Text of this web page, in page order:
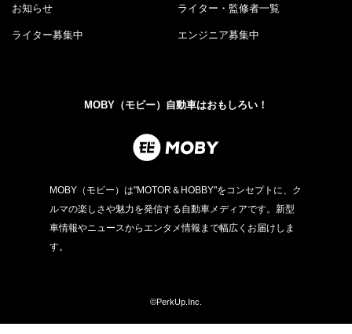
お知らせ ライター・監修者一覧
ライター募集中 エンジニア募集中
MOBY（モビー）自動車はおもしろい！
MOBY（モビー）は"MOTOR＆HOBBY"をコンセプトに、ク
ルマの楽しさや魅力を発信する自動車メディアです。新型
車情報やニュースからエンタメ情報まで幅広くお届けしま
す。
©PerkUp.Inc.